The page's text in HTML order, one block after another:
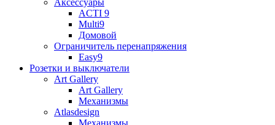
Аксессуары
ACTI 9
Multi9
Домовой
Ограничитель перенапряжения
Easy9
Розетки и выключатели
Art Gallery
Art Gallery
Механизмы
Atlasdesign
Механизмы